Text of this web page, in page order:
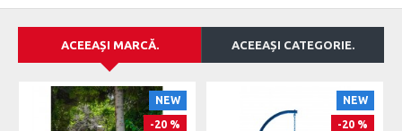
ACEEAȘI MARCĂ. ACEEAȘI CATEGORIE.
NEW
-20 %
NEW
-20 %